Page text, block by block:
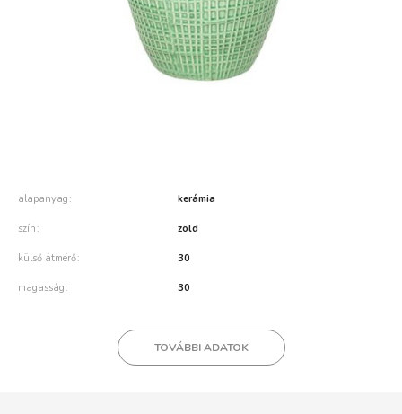
alapanyag kerámia
szín zöld
külső átmérő 30
magasság 30
TOVÁBBI ADATOK